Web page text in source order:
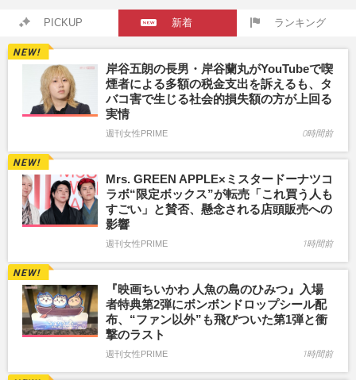
PICKUP 新着 ランキング
岸谷五朗の長男・岸谷蘭丸がYouTubeで喫
煙者による多額の税金支出を訴えるも、タ
バコ害で生じる社会的損失額の方が上回る
実情
週刊女性PRIME 0時間前
Mrs. GREEN APPLE×ミスタードーナツコ
ラボ“限定ボックス”が転売「これ買う人も
すごい」と賛否、懸念される店頭販売への
影響
週刊女性PRIME 1時間前
『映画ちいかわ 人魚の島のひみつ』入場
者特典第2弾にボンボンドロップシール配
布、“ファン以外”も飛びついた第1弾と衝
撃のラスト
週刊女性PRIME 1時間前